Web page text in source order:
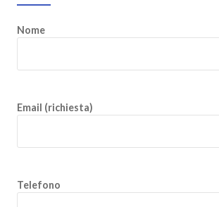
Nome
Email (richiesta)
Telefono